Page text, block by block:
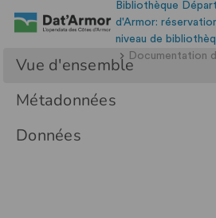
Bibliothèque
d'Armor:
niveau de
Documentation